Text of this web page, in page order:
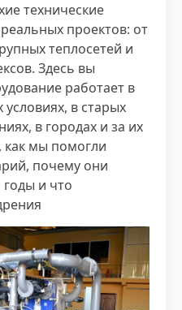
технические
проектов: от
теплосетей и
Здесь вы
работает в
в старых
в городах и за их
как мы помогли
почему они
годы и что